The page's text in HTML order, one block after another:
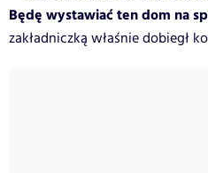
Będę wystawiać ten dom na
zakładniczką właśnie dobiegł